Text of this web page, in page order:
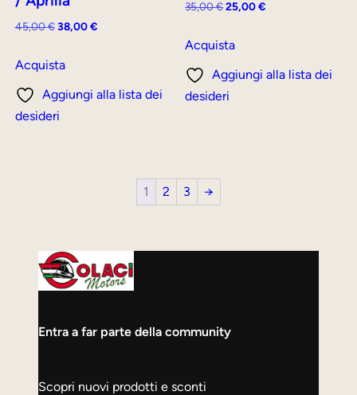
45,00€ Il
originale
45,00 €.
38,00€Il
38,00 €.
Acquista
Aggiungi alla lista dei
desideri
35,00€Il
originale
35,00 €.
25,00€
25,00 €.
Acquista
Aggiungi alla lista dei
desideri
1 2 3 →
Entra a far parte della community
Scopri nuovi prodotti e sconti